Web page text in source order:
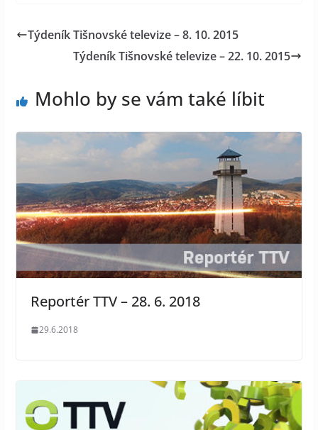
Týdeník Tišnovské televize – 8. 10. 2015
Týdeník Tišnovské televize – 22. 10. 2015
Mohlo by se vám také líbit
Reportér TTV – 28. 6. 2018
29.6.2018